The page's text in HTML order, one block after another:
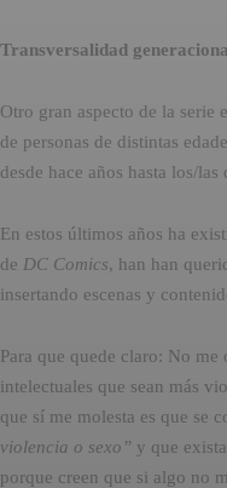
Transversalidad
Otro gran aspecto de la serie
de personas de distintas
desde hace años hasta los/
En estos últimos años ha
de DC Comics, han han
insertando escenas y
Para que quede claro: No
intelectuales que sean más
que sí me molesta es que se
violencia o sexo” y que
porque creen que si algo no